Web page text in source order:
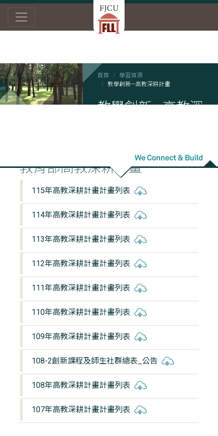
首頁
學習資源
教學創新—高教深耕計畫
教學創新—高教深
教育部高教深耕計畫
115年高教深耕計畫計畫列表
114年高教深耕計畫計畫列表
113年高教深耕計畫計畫列表
112年高教深耕計畫計畫列表
111年高教深耕計畫計畫列表
110年高教深耕計畫計畫列表
109年高教深耕計畫計畫列表
108-2創新課程及師生社群總表_公告
108年高教深耕計畫計畫列表
107年高教深耕計畫計畫列表